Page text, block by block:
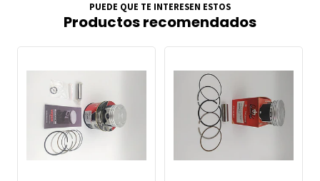
PUEDE QUE TE INTERESEN ESTOS
Productos recomendados